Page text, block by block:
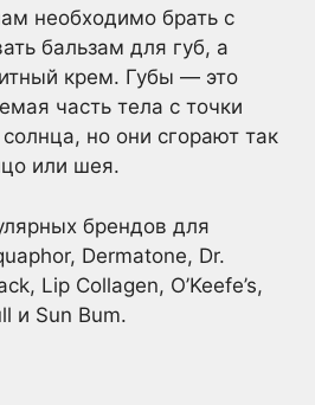
необходимо брать с
бальзам для губ, а
крем. Губы — это
часть тела с точки
но они сгорают так
или шея.
брендов для
Dermatone, Dr.
Lip Collagen, O’Keefe’s,
и Sun Bum.